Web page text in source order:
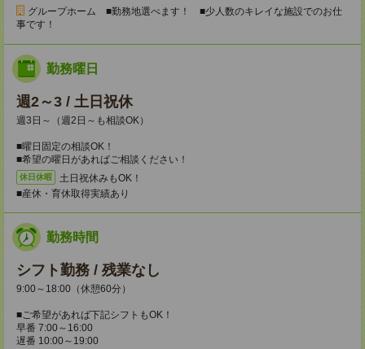
グループホーム ■勤務地選べます！ ■少人数のキレイな施設でのお仕
事です！
勤務曜日
週2～3 / 土日祝休
週3日～（週2日～も相談OK）
■曜日固定の相談OK！
■希望の曜日があればご相談ください！
休日休暇
土日祝休みもOK！
■産休・育休取得実績あり
勤務時間
シフト勤務 / 残業なし
9:00～18:00（休憩60分）
■ご希望があれば下記シフトもOK！
早番 7:00～16:00
遅番 10:00～19:00